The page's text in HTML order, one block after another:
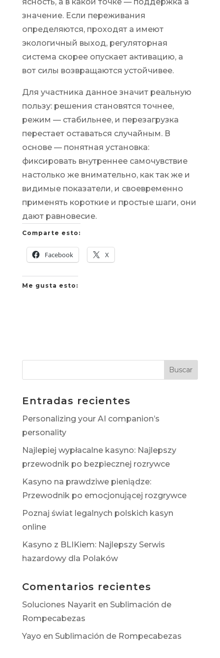
значение. Если переживания
определяются, проходят а имеют
экологичный выход, регуляторная
система скорее опускает активацию, а
вот силы возвращаются устойчивее.
Для участника данное значит реальную
пользу: решения становятся точнее,
режим — стабильнее, и перезагрузка
перестает оставаться случайным. В
основе — понятная установка:
фиксировать внутреннее самочувствие
настолько же внимательно, как так же и
видимые показатели, и своевременно
применять короткие и простые шаги, они
дают равновесие.
Comparte esto:
Facebook X
Me gusta esto:
Entradas recientes
Personalizing your AI companion’s
personality
Najlepiej wypłacalne kasyno: Najlepszy
przewodnik po bezpiecznej rozrywce
Kasyno na prawdziwe pieniądze:
Przewodnik po emocjonującej rozgrywce
Poznaj świat legalnych polskich kasyn
online
Kasyno z BLIKiem: Najlepszy Serwis
hazardowy dla Polaków
Comentarios recientes
Soluciones Nayariten Sublimación de
Rompecabezas
Yayo en Sublimación de Rompecabezas